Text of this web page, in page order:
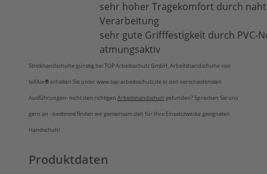
sehr hoher Tragekomfort durch
Verarbeitung
sehr gute Grifffestigkeit durch PVC-­
atmungsaktiv
Strickhandschuhe günstig bei TOP Arbeitsschutz GmbH. Arbeitshandschuhe von
teXXor®erhalten Sie unter www.top-arbeitsschutz.de in den verschiedensten
Ausführungen- nicht den richtigen Arbeitshandschuh gefunden? Sprechen Sie uns
gern an - bestimmt finden wir gemeinsam den für Ihre Einsatzzwecke geeigneten
Handschuh!
Produktdaten